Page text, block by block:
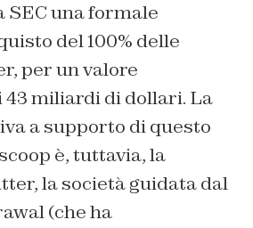
una formale
del 100% delle
per un valore
43 miliardi di dollari. La
a supporto di questo
è, tuttavia, la
la società guidata dal
(che ha